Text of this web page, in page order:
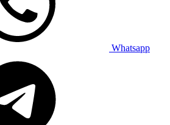
Whatsapp